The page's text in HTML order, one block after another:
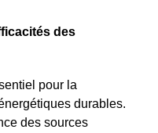
des
pour la
durables.
des sources